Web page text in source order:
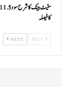
کا فیصلہ
NEXT